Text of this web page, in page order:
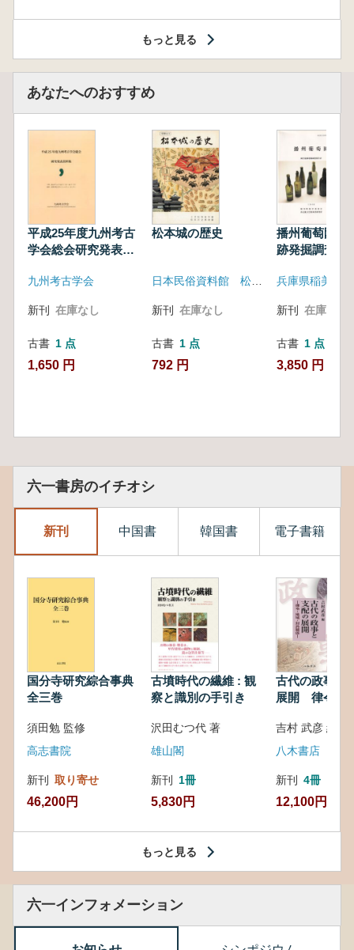
もっと見る
あなたへのおすすめ
平成25年度九州考古
学会総会研究発表資
九州考古学会
新刊 在庫なし
古書 1 点
1,650 円
松本城の歴史
新刊 在庫なし
古書 1 点
792 円
播州葡萄園
跡発掘調査報
新刊 在庫なし
古書 1 点
3,850 円
六一書房のイチオシ
新刊 中国書 韓国書 電子書籍
国分寺研究綜合事典
全三巻
須田勉 監修
高志書院
新刊 取り寄せ
46,200円
古墳時代の繊維 : 観
察と識別の手引き
沢田むつ代 著
雄山閣
新刊 1冊
5,830円
古代の政事と
展開 律令・
吉村 武彦 編集
八木書店
新刊 4冊
12,100円
もっと見る
六一インフォメーション